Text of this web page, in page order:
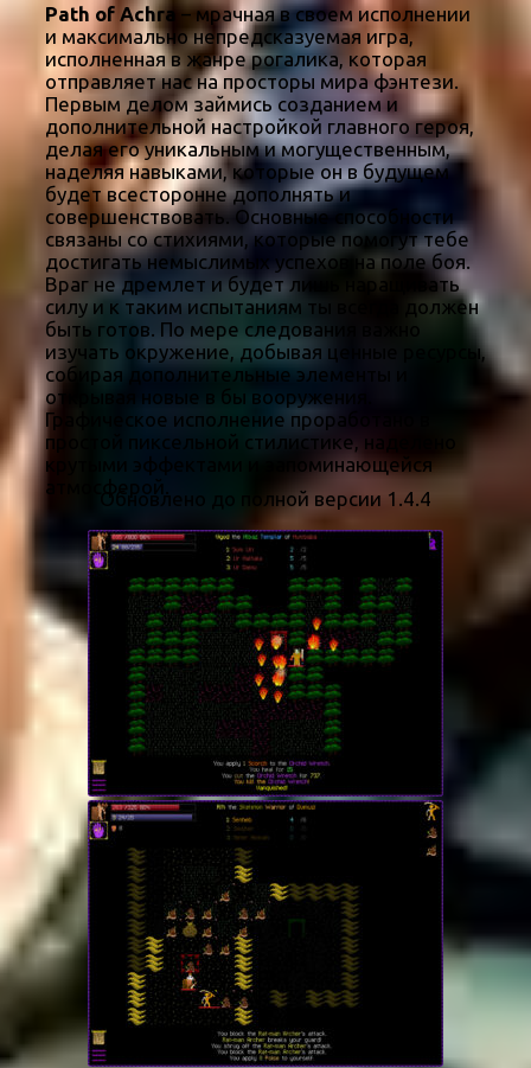
Path of Achra – мрачная в своем исполнении
и максимально непредсказуемая игра,
исполненная в жанре рогалика, которая
отправляет нас на просторы мира фэнтези.
Первым делом займись созданием и
дополнительной настройкой главного героя,
делая его уникальным и могущественным,
наделяя навыками, которые он в будущем
будет всесторонне дополнять и
совершенствовать. Основные способности
связаны со стихиями, которые помогут тебе
достигать немыслимых успехов на поле боя.
Враг не дремлет и будет лишь наращивать
силу и к таким испытаниям ты всегда должен
быть готов. По мере следования важно
изучать окружение, добывая ценные ресурсы,
собирая дополнительные элементы и
открывая новые в бы вооружения.
Графическое исполнение проработано в
простой пиксельной стилистике, наделено
крутыми эффектами и запоминающейся
атмосферой.
Обновлено до полной версии 1.4.4